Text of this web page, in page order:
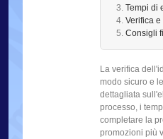
Tempi di
Verifica
Consigli
La verifica
modo sicuro e
dettagliata
processo, i
completare la
promozioni più